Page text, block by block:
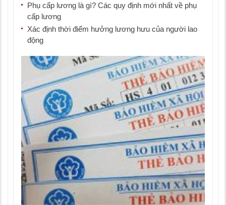
Phụ cấp lương là gì? Các quy định mới nhất về phụ
cấp lương
Xác định thời điểm hưởng lương hưu của người lao
động